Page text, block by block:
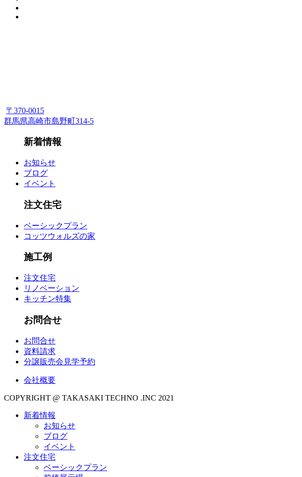
〒370-0015
群馬県高崎市島野町314-5
新着情報
お知らせ
ブログ
イベント
注文住宅
ベーシックプラン
コッツウォルズの家
施工例
注文住宅
リノベーション
キッチン特集
お問合せ
お問合せ
資料請求
分譲販売会見学予約
会社概要
COPYRIGHT @ TAKASAKI TECHNO .INC 2021
新着情報
お知らせ
ブログ
イベント
注文住宅
ベーシックプラン